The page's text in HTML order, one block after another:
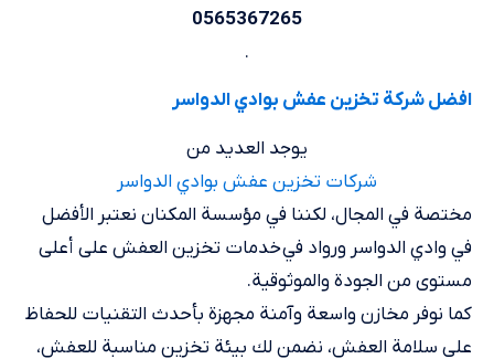
0565367265
.
افضل شركة تخزين عفش بوادي الدواسر
يوجد العديد من
شركات تخزين عفش بوادي الدواسر
مختصة في المجال، لكننا في مؤسسة المكنان نعتبر الأفضل
في وادي الدواسر ورواد في خدمات تخزين العفش على أعلى
مستوى من الجودة والموثوقية.
كما نوفر مخازن واسعة وآمنة مجهزة بأحدث التقنيات للحفاظ
على سلامة العفش، نضمن لك بيئة تخزين مناسبة للعفش،